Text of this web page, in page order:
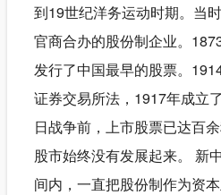
到19世纪洋务运动时期。当
官商合办的股份制企业。
发行了中国最早的股票。
证券交易所法，1917年成立
日战争前，上市股票已达百
股市始终没有发展起来。 新
间内，一直把股份制作为资